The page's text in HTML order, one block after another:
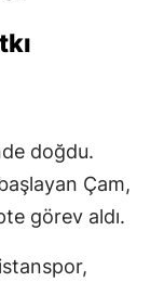
doğdu.
Çam,
görev aldı.